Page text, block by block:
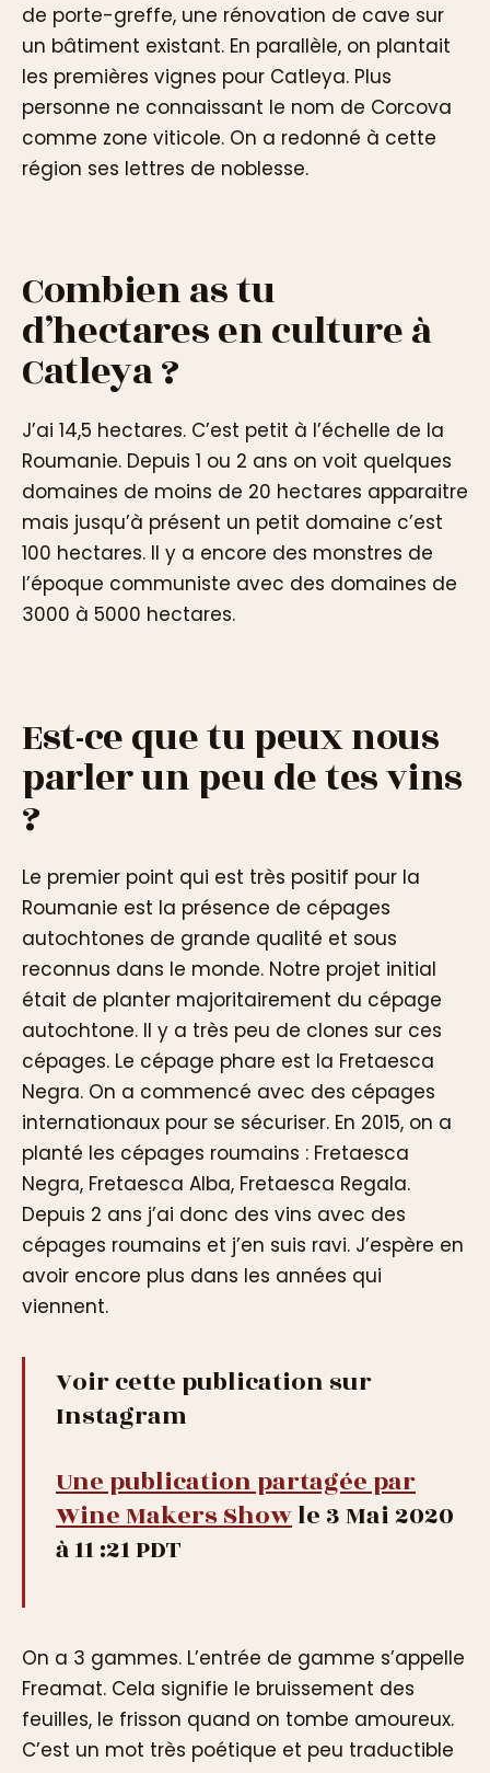
de porte-greffe, une rénovation de cave sur
un bâtiment existant. En parallèle, on plantait
les premières vignes pour Catleya. Plus
personne ne connaissant le nom de Corcova
comme zone viticole. On a redonné à cette
région ses lettres de noblesse.
Combien as tu
d’hectares en culture à
Catleya ?
J’ai 14,5 hectares. C’est petit à l’échelle de la
Roumanie. Depuis 1 ou 2 ans on voit quelques
domaines de moins de 20 hectares apparaitre
mais jusqu’à présent un petit domaine c’est
100 hectares. Il y a encore des monstres de
l’époque communiste avec des domaines de
3000 à 5000 hectares.
Est-ce que tu peux nous
parler un peu de tes vins
?
Le premier point qui est très positif pour la
Roumanie est la présence de cépages
autochtones de grande qualité et sous
reconnus dans le monde. Notre projet initial
était de planter majoritairement du cépage
autochtone. Il y a très peu de clones sur ces
cépages. Le cépage phare est la Fretaesca
Negra. On a commencé avec des cépages
internationaux pour se sécuriser. En 2015, on a
planté les cépages roumains : Fretaesca
Negra, Fretaesca Alba, Fretaesca Regala.
Depuis 2 ans j’ai donc des vins avec des
cépages roumains et j’en suis ravi. J’espère en
avoir encore plus dans les années qui
viennent.
Voir cette publication sur
Instagram
Une publication partagée par
Wine Makers Showle 3 Mai 2020
à 11 :21 PDT
On a 3 gammes. L’entrée de gamme s’appelle
Freamat. Cela signifie le bruissement des
feuilles, le frisson quand on tombe amoureux.
C’est un mot très poétique et peu traductible